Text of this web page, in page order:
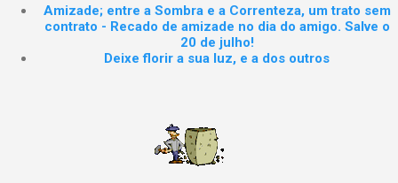
Amizade; entre a Sombra e a Correnteza, um trato sem
contrato - Recado de amizade no dia do amigo. Salve o
20 de julho!
Deixe florir a sua luz, e a dos outros